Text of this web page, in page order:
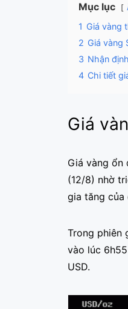
Mục lục
1 Giá vàng
2 Giá vàng
3 Nhận
4 Chi tiết
Giá
Giá vàng ổn
(12/8) nhờ
gia tăng của
Trong phiên
vào lúc
USD.